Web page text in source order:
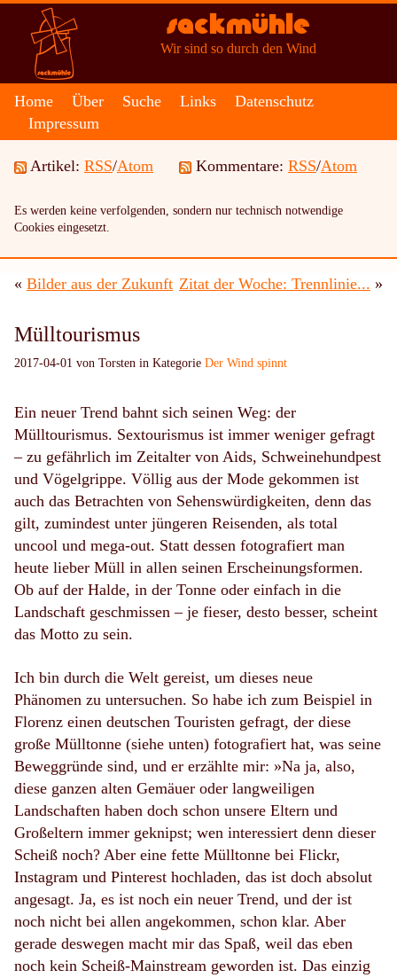
Sackmühle
Wir sind so durch den Wind
Home Über Suche Links
Datenschutz
Impressum
Artikel: RSS/Atom Kommentare: RSS/Atom
Es werden keine verfolgenden, sondern nur technisch notwendige
Cookies eingesetzt.
« Bilder aus der Zukunft Zitat der Woche: Trennlinie... »
Mülltourismus
2017-04-01 von Torsten in Kategorie Der Wind spinnt
Ein neuer Trend bahnt sich seinen Weg: der
Mülltourismus. Sextourismus ist immer weniger gefragt
– zu gefährlich im Zeitalter von Aids, Schweinehundpest
und Vögelgrippe. Völlig aus der Mode gekommen ist
auch das Betrachten von Sehenswürdigkeiten, denn das
gilt, zumindest unter jüngeren Reisenden, als total
uncool und mega-out. Statt dessen fotografiert man
heute lieber Müll in allen seinen Erscheinungsformen.
Ob auf der Halde, in der Tonne oder einfach in die
Landschaft geschmissen – je fieser, desto besser, scheint
das Motto zu sein.
Ich bin durch die Welt gereist, um dieses neue
Phänomen zu untersuchen. So habe ich zum Beispiel in
Florenz einen deutschen Touristen gefragt, der diese
große Mülltonne (siehe unten) fotografiert hat, was seine
Beweggründe sind, und er erzählte mir: »Na ja, also,
diese ganzen alten Gemäuer oder langweiligen
Landschaften haben doch schon unsere Eltern und
Großeltern immer geknipst; wen interessiert denn dieser
Scheiß noch? Aber eine fette Mülltonne bei Flickr,
Instagram und Pinterest hochladen, das ist doch absolut
angesagt. Ja, es ist noch ein neuer Trend, und der ist
noch nicht bei allen angekommen, schon klar. Aber
gerade deswegen macht mir das Spaß, weil das eben
noch kein Scheiß-Mainstream geworden ist. Das einzig